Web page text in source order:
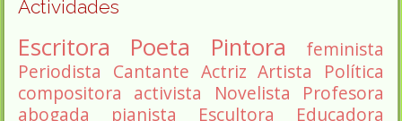
Actividades
Escritora Poeta Pintora
feminista
Periodista Cantante Actriz Artista
Política
compositora activista Novelista
Profesora
abogada
pianista Escultora Educadora